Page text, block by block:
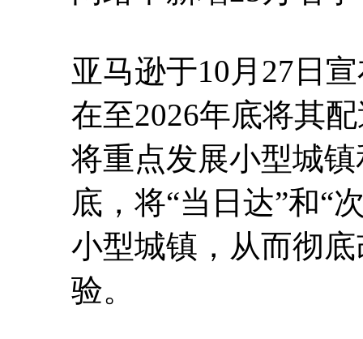
亚马逊于10月27日
在至2026年底将其
将重点发展小型城
底，将“当日达”和“
小型城镇，从而彻
验。